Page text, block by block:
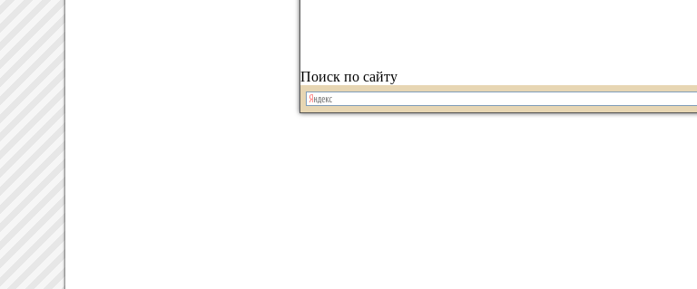
Поиск по сайту